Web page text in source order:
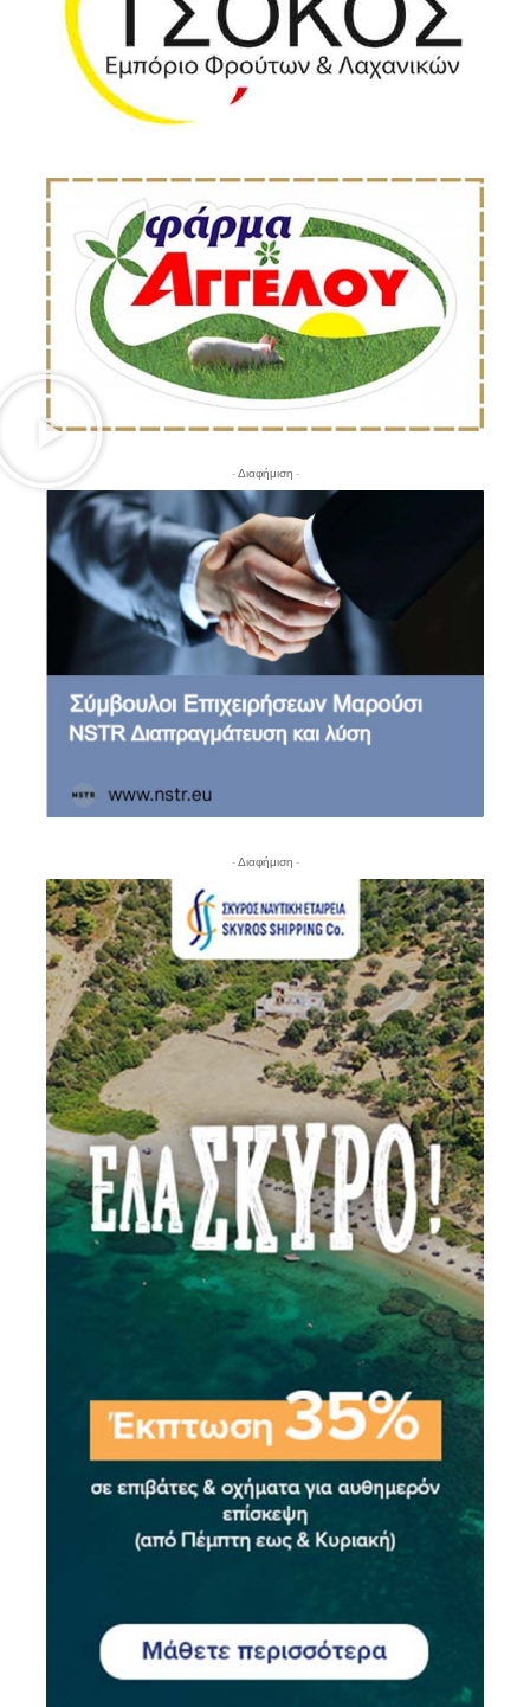
- Διαφήμιση -
- Διαφήμιση -